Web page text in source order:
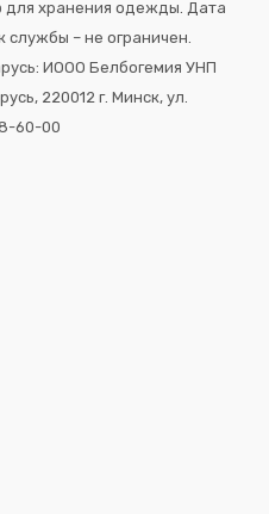
для хранения одежды. Дата
службы – не ограничен.
ИООО Белбогемия УНП
220012 г. Минск, ул.
60-00